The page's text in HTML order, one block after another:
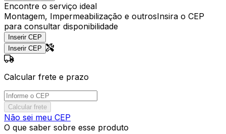
Encontre o serviço ideal
Montagem, Impermeabilização e outrosInsira o CEP
para consultar disponibilidade
Inserir CEP
Inserir CEP
Calcular frete e prazo
Calcular frete
Não sei meu CEP
O que saber sobre esse produto